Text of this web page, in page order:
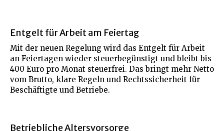
Entgelt für Arbeit am Feiertag
Mit der neuen Regelung wird das Entgelt für Arbeit
an Feiertagen wieder steuerbegünstigt und bleibt bis
400 Euro pro Monat steuerfrei. Das bringt mehr Netto
vom Brutto, klare Regeln und Rechtssicherheit für
Beschäftigte und Betriebe.
Betriebliche Altersvorsorge